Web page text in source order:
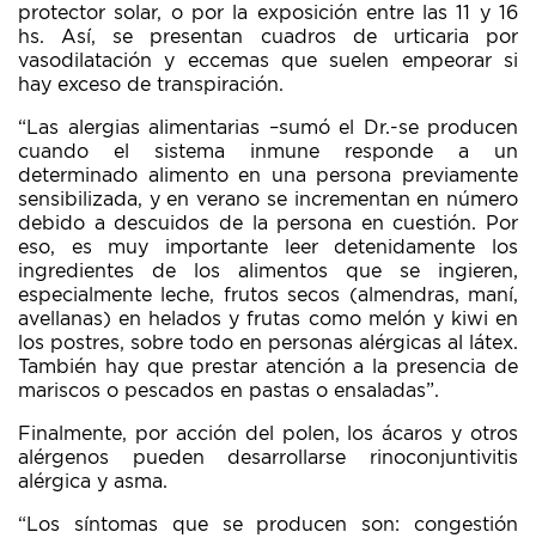
protector solar, o por la exposición entre las 11 y 16
hs. Así, se presentan cuadros de urticaria por
vasodilatación y eccemas que suelen empeorar si
hay exceso de transpiración.
“Las alergias alimentarias –sumó el Dr.-se producen
cuando el sistema inmune responde a un
determinado alimento en una persona previamente
sensibilizada, y en verano se incrementan en número
debido a descuidos de la persona en cuestión. Por
eso, es muy importante leer detenidamente los
ingredientes de los alimentos que se ingieren,
especialmente leche, frutos secos (almendras, maní,
avellanas) en helados y frutas como melón y kiwi en
los postres, sobre todo en personas alérgicas al látex.
También hay que prestar atención a la presencia de
mariscos o pescados en pastas o ensaladas”.
Finalmente, por acción del polen, los ácaros y otros
alérgenos pueden desarrollarse rinoconjuntivitis
alérgica y asma.
“Los síntomas que se producen son: congestión